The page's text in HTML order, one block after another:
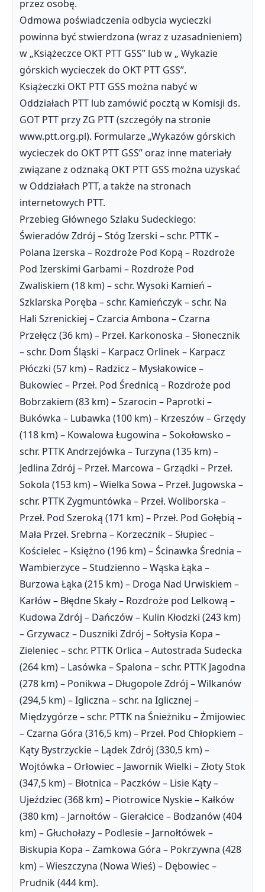
przez osobę.
Odmowa poświadczenia odbycia wycieczki
powinna być stwierdzona (wraz z uzasadnieniem)
w „Książeczce OKT PTT GSS” lub w „ Wykazie
górskich wycieczek do OKT PTT GSS”.
Książeczki OKT PTT GSS można nabyć w
Oddziałach PTT lub zamówić pocztą w Komisji ds.
GOT PTT przy ZG PTT (szczegóły na stronie
www.ptt.org.pl). Formularze „Wykazów górskich
wycieczek do OKT PTT GSS” oraz inne materiały
związane z odznaką OKT PTT GSS można uzyskać
w Oddziałach PTT, a także na stronach
internetowych PTT.
Przebieg Głównego Szlaku Sudeckiego:
Świeradów Zdrój – Stóg Izerski – schr. PTTK –
Polana Izerska – Rozdroże Pod Kopą – Rozdroże
Pod Izerskimi Garbami – Rozdroże Pod
Zwaliskiem (18 km) – schr. Wysoki Kamień –
Szklarska Poręba – schr. Kamieńczyk – schr. Na
Hali Szrenickiej – Czarcia Ambona – Czarna
Przełęcz (36 km) – Przeł. Karkonoska – Słonecznik
– schr. Dom Śląski – Karpacz Orlinek – Karpacz
Płóczki (57 km) – Radzicz – Mysłakowice –
Bukowiec – Przeł. Pod Średnicą – Rozdroże pod
Bobrzakiem (83 km) – Szarocin – Paprotki –
Bukówka – Lubawka (100 km) – Krzeszów – Grzędy
(118 km) – Kowalowa Ługowina – Sokołowsko –
schr. PTTK Andrzejówka – Turzyna (135 km) –
Jedlina Zdrój – Przeł. Marcowa – Grządki – Przeł.
Sokola (153 km) – Wielka Sowa – Przeł. Jugowska –
schr. PTTK Zygmuntówka – Przeł. Woliborska –
Przeł. Pod Szeroką (171 km) – Przeł. Pod Gołębią –
Mała Przeł. Srebrna – Korzecznik – Słupiec –
Kościelec – Księżno (196 km) – Ścinawka Średnia –
Wambierzyce – Studzienno – Wąska Łąka –
Burzowa Łąka (215 km) – Droga Nad Urwiskiem –
Karłów – Błędne Skały – Rozdroże pod Lelkową –
Kudowa Zdrój – Dańczów – Kulin Kłodzki (243 km)
– Grzywacz – Duszniki Zdrój – Sołtysia Kopa –
Zieleniec – schr. PTTK Orlica – Autostrada Sudecka
(264 km) – Lasówka – Spalona – schr. PTTK Jagodna
(278 km) – Ponikwa – Długopole Zdrój – Wilkanów
(294,5 km) – Igliczna – schr. na Iglicznej –
Międzygórze – schr. PTTK na Śnieżniku – Żmijowiec
– Czarna Góra (316,5 km) – Przeł. Pod Chłopkiem –
Kąty Bystrzyckie – Lądek Zdrój (330,5 km) –
Wojtówka – Orłowiec – Jawornik Wielki – Złoty Stok
(347,5 km) – Błotnica – Paczków – Lisie Kąty –
Ujeździec (368 km) – Piotrowice Nyskie – Kałków
(380 km) – Jarnołtów – Gierałcice – Bodzanów (404
km) – Głuchołazy – Podlesie – Jarnołtówek –
Biskupia Kopa – Zamkowa Góra – Pokrzywna (428
km) – Wieszczyna (Nowa Wieś) – Dębowiec –
Prudnik (444 km).